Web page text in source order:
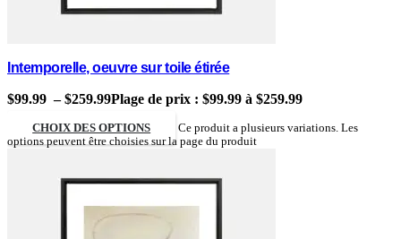
Intemporelle, oeuvre sur toile étirée
$99.99 – $259.99Plage de prix : $99.99 à $259.99
CHOIX DES OPTIONS
Ce produit a plusieurs variations. Les
options peuvent être choisies sur la page du produit